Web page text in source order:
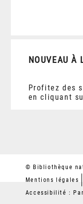
NOUVEAU À
Profitez des
en cliquant
© Bibliothèque
Mentions légales
Accessibilité :